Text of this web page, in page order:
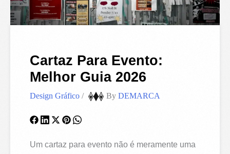
Cartaz Para Evento:
Melhor Guia 2026
Design Gráfico / ByDEMARCA
Um cartaz para evento não é meramente uma